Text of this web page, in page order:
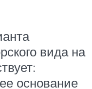
вида на
основание